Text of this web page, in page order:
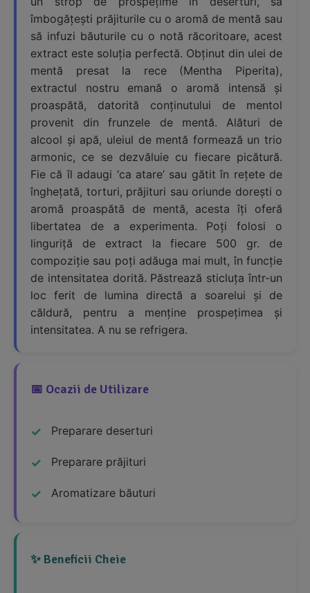
îmbogățești prăjiturile cu o aromă de mentă sau
să infuzi băuturile cu o notă răcoritoare, acest
extract este soluția perfectă. Obținut din ulei de
mentă presat la rece (Mentha Piperita),
extractul nostru emană o aromă intensă și
proaspătă, datorită conținutului de mentol
provenit din frunzele de mentă. Alături de
alcool și apă, uleiul de mentă formează un trio
armonic, ce se dezvăluie cu fiecare picătură.
Fie că îl adaugi ‘ca atare’ sau gătit în rețete de
înghețată, torturi, prăjituri sau oriunde dorești o
aromă proaspătă de mentă, acesta îți oferă
libertatea de a experimenta. Poți folosi o
linguriță de extract la fiecare 500 gr. de
compoziție sau poți adăuga mai mult, în funcție
de intensitatea dorită. Păstrează sticluța într-un
loc ferit de lumina directă a soarelui și de
căldură, pentru a menține prospețimea și
intensitatea. A nu se refrigera.
📅 Ocazii de Utilizare
Preparare deserturi
Preparare prăjituri
Aromatizare băuturi
✨ Beneficii Cheie